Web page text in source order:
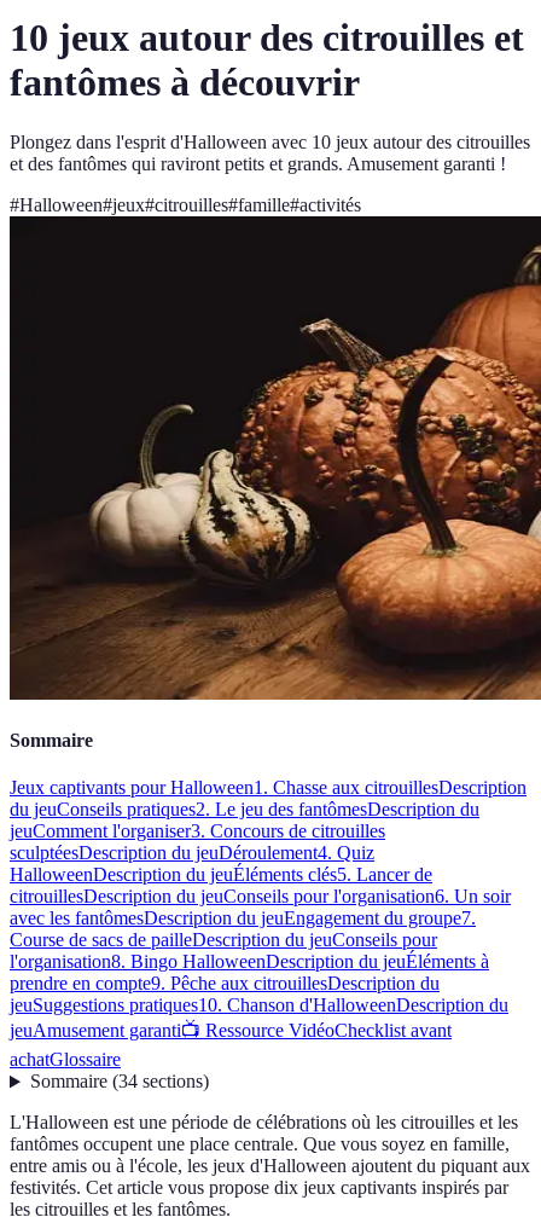
10 jeux autour des citrouilles et
fantômes à découvrir
Plongez dans l'esprit d'Halloween avec 10 jeux autour des citrouilles
et des fantômes qui raviront petits et grands. Amusement garanti !
#Halloween#jeux#citrouilles#famille#activités
Sommaire
Jeux captivants pour Halloween1. Chasse aux citrouillesDescription
du jeuConseils pratiques2. Le jeu des fantômesDescription du
jeuComment l'organiser3. Concours de citrouilles
sculptéesDescription du jeuDéroulement4. Quiz
HalloweenDescription du jeuÉléments clés5. Lancer de
citrouillesDescription du jeuConseils pour l'organisation6. Un soir
avec les fantômesDescription du jeuEngagement du groupe7.
Course de sacs de pailleDescription du jeuConseils pour
l'organisation8. Bingo HalloweenDescription du jeuÉléments à
prendre en compte9. Pêche aux citrouillesDescription du
jeuSuggestions pratiques10. Chanson d'HalloweenDescription du
jeuAmusement garanti📺 Ressource VidéoChecklist avant
achatGlossaire
Sommaire(34 sections)
L'Halloween est une période de célébrations où les citrouilles et les
fantômes occupent une place centrale. Que vous soyez en famille,
entre amis ou à l'école, les jeux d'Halloween ajoutent du piquant aux
festivités. Cet article vous propose dix jeux captivants inspirés par
les citrouilles et les fantômes.